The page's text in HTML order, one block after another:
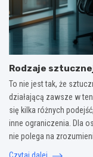
Rodzaje
To nie jest tak, że
działającą zawsze w
się kilka różnych
inne ograniczenia. Dla
nie polega na